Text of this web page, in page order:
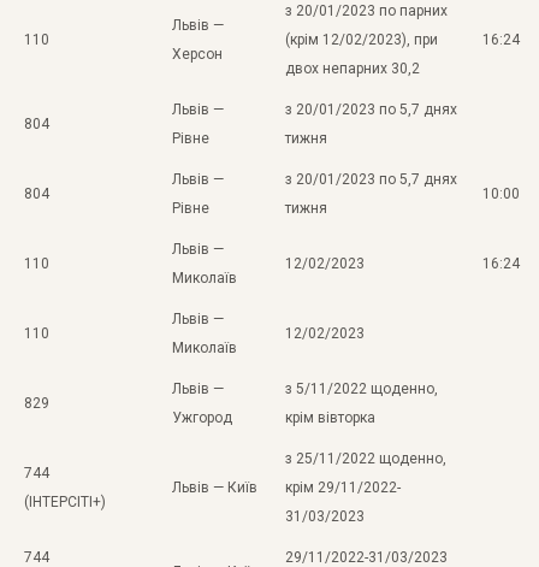
110
Львів —
Херсон
з 20/01/2023 по парних
(крім 12/02/2023), при
двох непарних 30,2
16:24
804
Львів —
Рівне
з 20/01/2023 по 5,7 днях
тижня
804
Львів —
Рівне
з 20/01/2023 по 5,7 днях
тижня
10:00
110
Львів —
Миколаїв
12/02/2023 16:24
110
Львів —
Миколаїв
12/02/2023
829
Львів —
Ужгород
з 5/11/2022 щоденно,
крім вівторка
744
(ІНТЕРСІТІ+)
Львів — Київ
з 25/11/2022 щоденно,
крім 29/11/2022-
31/03/2023
744
29/11/2022-31/03/2023